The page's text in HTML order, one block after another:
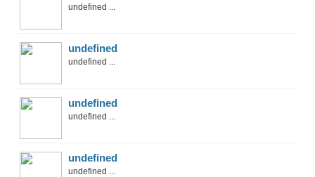
undefined ...
undefined
undefined ...
undefined
undefined ...
undefined
undefined ...